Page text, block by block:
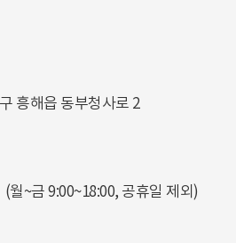
흥해읍 동부청사로 2
(월~금 9:00~18:00, 공휴일 제외)